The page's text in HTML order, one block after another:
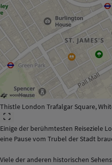
Thistle London Trafalgar Square,
Einige der berühmtesten Reiseziele
eine Pause vom Trubel der Stadt
Viele der anderen historischen